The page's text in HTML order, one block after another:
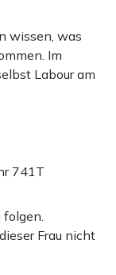
wissen, was
Im
Labour am
741T
Frau nicht